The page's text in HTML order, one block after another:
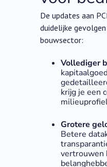
De updates aan
duidelijke
bouwsector:
Vollediger
krijg je een
Grotere
Betere
vertrouwen